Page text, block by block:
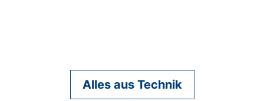
Alles aus Technik